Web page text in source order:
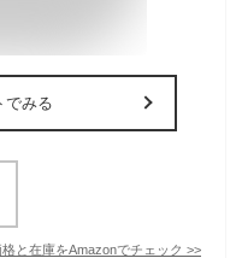
でみる
格と在庫をAmazonでチェック >>